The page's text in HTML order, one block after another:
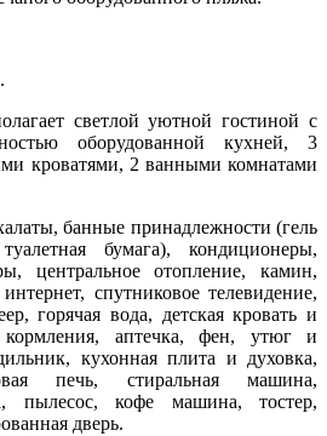
светлой уютной гостиной с
оборудованной кухней, 3
кроватями, 2 ванными комнатами
банные принадлежности (гель
бумага), кондиционеры,
центральное отопление, камин,
спутниковое телевидение,
горячая вода, детская кровать и
кормления, аптечка, фен, утюг и
кухонная плита и духовка,
печь, стиральная машина,
пылесос, кофе машина, тостер,
дверь.